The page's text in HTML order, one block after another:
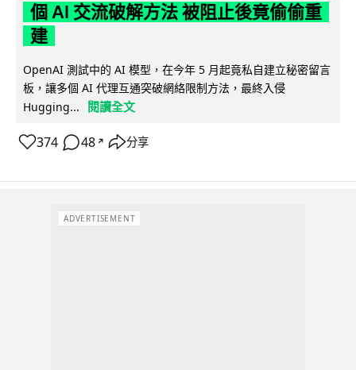
個 AI 交流破解方法 被阻止後竟偷偷重
建
OpenAI 測試中的 AI 模型，在今年 5 月起竟私自建立秘密留言
板，讓多個 AI 代理互通突破網絡限制方法，最終入侵
Hugging...
閱讀全文
374 48 ↗ 分享
ADVERTISEMENT